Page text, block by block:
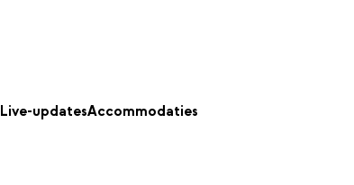
Live-updatesAccommodaties